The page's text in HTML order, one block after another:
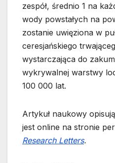
zespół, średnio 1 na
wody powstałych na
zostanie uwięziona w
ceresjańskiego
wystarczająca do
wykrywalnej warstwy
100 000 lat.
Artykuł naukowy
jest online na stronie
Research Letters.